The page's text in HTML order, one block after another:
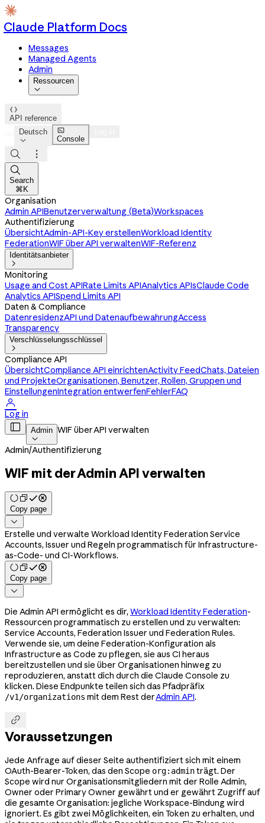
Claude Platform Docs
Messages
Managed Agents
Admin
Ressourcen


API reference
Deutsch


Console



Search
⌘K
Organisation
Admin APIBenutzerverwaltung (Beta)Workspaces
Authentifizierung
ÜbersichtAdmin-API-Key erstellenWorkload Identity
FederationWIF über API verwaltenWIF-Referenz
Identitätsanbieter

Monitoring
Usage and Cost APIRate Limits APIAnalytics APIsClaude Code
Analytics APISpend Limits API
Daten & Compliance
DatenresidenzAPI und DatenaufbewahrungAccess
Transparency
Verschlüsselungsschlüssel

Compliance API
ÜbersichtCompliance API einrichtenActivity FeedChats, Dateien
und ProjekteOrganisationen, Benutzer, Rollen, Gruppen und
EinstellungenIntegration entwerfenFehlerFAQ

Log in
 Admin

WIF über API verwalten
Admin/Authentifizierung
WIF mit der Admin API verwalten
Copy page

Erstelle und verwalte Workload Identity Federation Service
Accounts, Issuer und Regeln programmatisch für Infrastructure-
as-Code- und CI-Workflows.
Copy page

Die Admin API ermöglicht es dir, Workload Identity Federation-
Ressourcen programmatisch zu erstellen und zu verwalten:
Service Accounts, Federation Issuer und Federation Rules.
Verwende sie, um deine Federation-Konfiguration als
Infrastructure as Code zu pflegen, sie aus CI heraus
bereitzustellen und sie über Organisationen hinweg zu
reproduzieren, anstatt dich durch die Claude Console zu
klicken. Diese Endpunkte teilen sich das Pfadpräfix
/v1/organizations mit dem Rest derAdmin API.

Voraussetzungen
Jede Anfrage auf dieser Seite authentifiziert sich mit einem
OAuth-Bearer-Token, das den Scope org:adminträgt. Der
Scope wird nur Organisationsmitgliedern mit der Rolle Admin,
Owner oder Primary Owner gewährt und er gewährt Zugriff auf
die gesamte Organisation: jegliche Workspace-Bindung wird
ignoriert. Es gibt zwei Möglichkeiten, ein Token zu erhalten, und